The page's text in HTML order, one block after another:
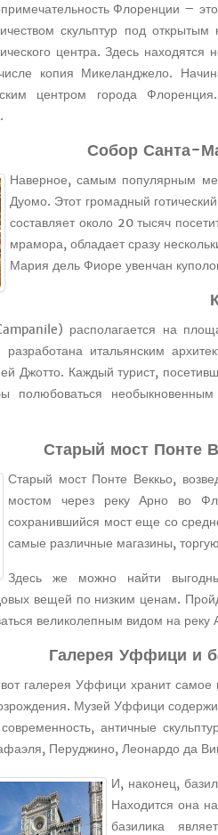
Флоренции –
скульптур под
центра. Здесь
копия Микеланджело.
центром города
Собор Санта-
Наверное, самым популярным
Дуомо. Этот громадный
составляет около 20 тысяч
мрамора, обладает сразу
Мария дель Фиоре увенчан
располагается на
разработана итальянским
Джотто. Каждый турист,
полюбоваться
Старый мост Понте
Старый мост Понте Веккьо,
мостом через реку Арно во
сохранившийся мост еще со
самые различные магазины,
Здесь же можно найти
вещей по низким ценам.
великолепным видом на реку
Галерея Уффици и
галерея Уффици хранит самое
Музей Уффици
античные
Перуджино, Леонардо да
И, наконец,
Находится она
базилика